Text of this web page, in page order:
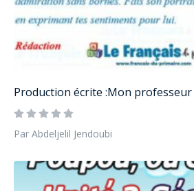
Production écrite :Mon professeur
Par Abdeljelil Jendoubi